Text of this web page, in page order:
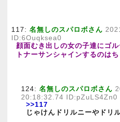
117: 名無しのスパロボさん
ID:6Ouqksea0
顔面むき出しの女の子達にゴ
トナーサンシャインするのはち
124: 名無しのスパロボさん
20:18:32.74 ID:pZuLS4Zn0
>>117
じゃけんドリルニーやドリ